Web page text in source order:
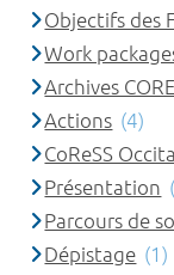
Objectifs des
Work
Archives
Actions (4)
CoReSS
Présentation
Parcours de
Dépistage (1)